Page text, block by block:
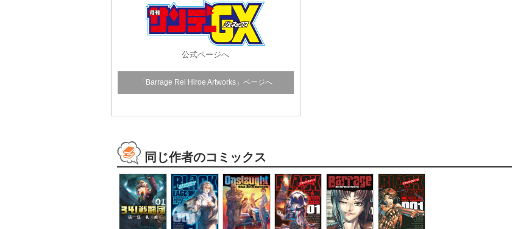
公式ページへ
「Barrage Rei Hiroe Artworks」ページへ
同じ作者のコミックス